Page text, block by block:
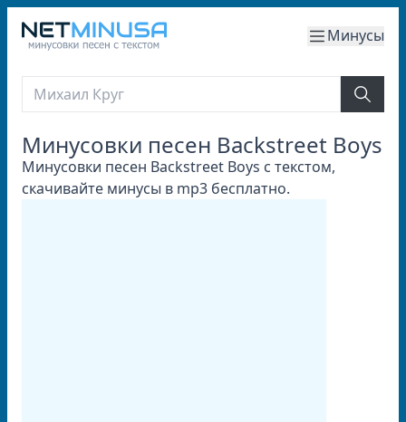
Минусы
Минусовки песен Backstreet Boys
Минусовки песен Backstreet Boys с текстом,
скачивайте минусы в mp3 бесплатно.